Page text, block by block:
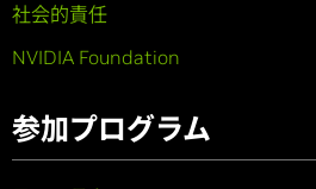
社会的責任
NVIDIA Foundation
参加プログラム